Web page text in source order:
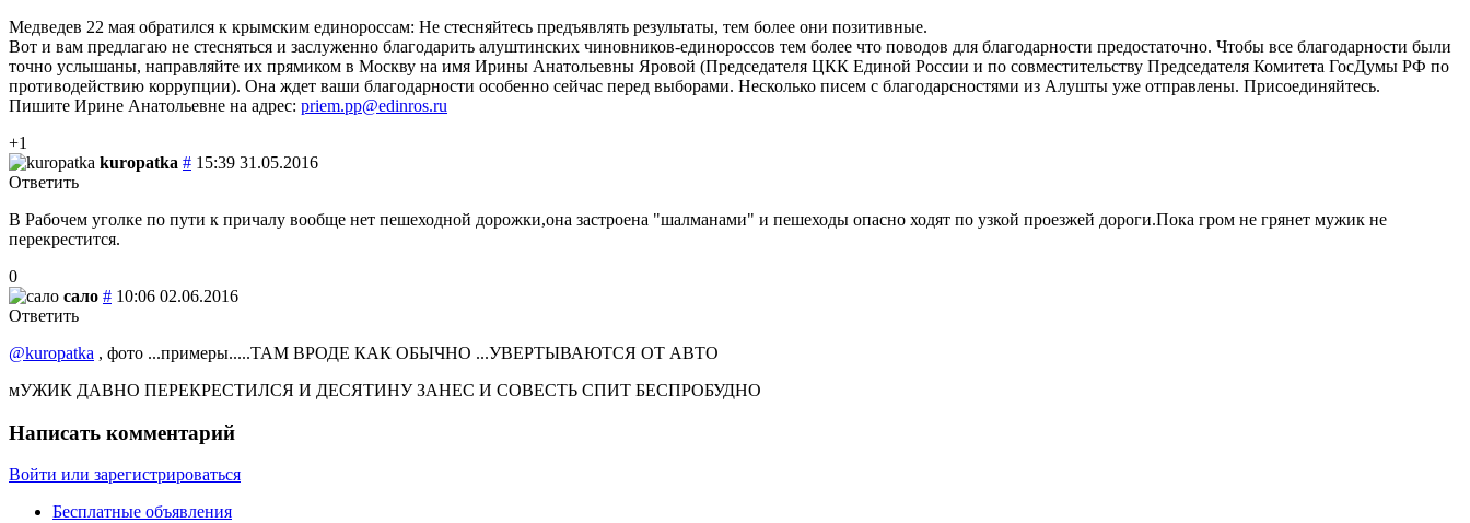
Медведев 22 мая обратился к крымским единороссам: Не стесняйтесь предъявлять результаты, тем более они позитивные.
Вот и вам предлагаю не стесняться и заслуженно благодарить алуштинских чиновников-единороссов тем более что поводов для благодарности предостаточно. Чтобы все благодарности были
точно услышаны, направляйте их прямиком в Москву на имя Ирины Анатольевны Яровой (Председателя ЦКК Единой России и по совместительству Председателя Комитета ГосДумы РФ по
противодействию коррупции). Она ждет ваши благодарности особенно сейчас перед выборами. Несколько писем с благодарсностями из Алушты уже отправлены. Присоединяйтесь.
Пишите Ирине Анатольевне на адрес: priem.pp@edinros.ru
+1
kuropatka # 15:39 31.05.2016
Ответить
В Рабочем уголке по пути к причалу вообще нет пешеходной дорожки,она застроена "шалманами" и пешеходы опасно ходят по узкой проезжей дороги.Пока гром не грянет мужик не
перекрестится.
0
сало # 10:06 02.06.2016
Ответить
@kuropatka , фото ...примеры.....ТАМ ВРОДЕ КАК ОБЫЧНО ...УВЕРТЫВАЮТСЯ ОТ АВТО
мУЖИК ДАВНО ПЕРЕКРЕСТИЛСЯ И ДЕСЯТИНУ ЗАНЕС И СОВЕСТЬ СПИТ БЕСПРОБУДНО
Написать комментарий
Войти или зарегистрироваться
Бесплатные объявления